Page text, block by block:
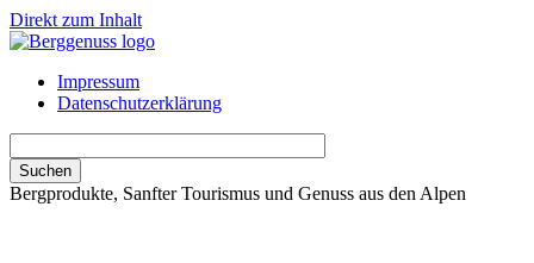
Direkt zum Inhalt
Impressum
Datenschutzerklärung
Bergprodukte, Sanfter Tourismus und Genuss aus den Alpen